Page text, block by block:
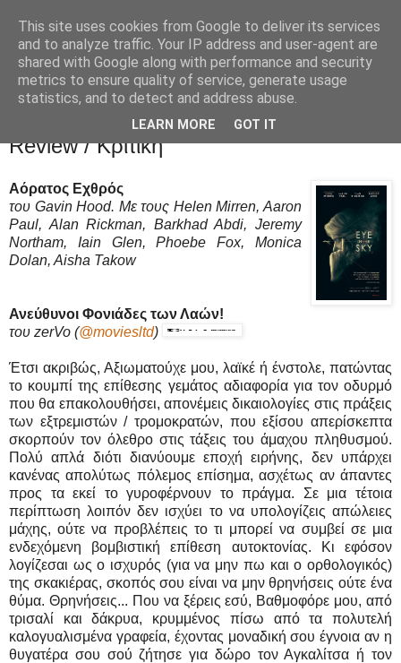
Movies Ltd
4/8/16
Αόρατος Εχθρός (Eye in the Sky) -
Review / Κριτική
Αόρατος Εχθρός
του Gavin Hood. Με τους Helen Mirren, Aaron
Paul, Alan Rickman, Barkhad Abdi, Jeremy
Northam, Iain Glen, Phoebe Fox, Monica
Dolan, Aisha Takow
Ανεύθυνοι Φονιάδες των Λαών!
του zerVo (@moviesltd)
Έτσι ακριβώς, Αξιωματούχε μου, λαϊκέ ή ένστολε, πατώντας
το κουμπί της επίθεσης γεμάτος αδιαφορία για τον οδυρμό
που θα επακολουθήσει, απονέμεις δικαιολογίες στις πράξεις
των εξτρεμιστών / τρομοκρατών, που εξίσου απερίσκεπτα
σκορπούν τον όλεθρο στις τάξεις του άμαχου πληθυσμού.
Πολύ απλά διότι διανύουμε εποχή ειρήνης, δεν υπάρχει
κανένας απολύτως πόλεμος επίσημα, ασχέτως αν άπαντες
προς τα εκεί το γυροφέρνουν το πράγμα. Σε μια τέτοια
περίπτωση λοιπόν δεν ισχύει το να υπολογίζεις απώλειες
μάχης, ούτε να προβλέπεις το τι μπορεί να συμβεί σε μια
ενδεχόμενη βομβιστική επίθεση αυτοκτονίας. Κι εφόσον
λογίζεσαι ως ο ισχυρός (για να μην πω και ο ορθολογικός)
της σκακιέρας, σκοπός σου είναι να μην θρηνήσεις ούτε ένα
θύμα. Θρηνήσεις... Που να ξέρεις εσύ, Βαθμοφόρε μου, από
τρισαλί και δάκρυα, κρυμμένος πίσω από τα πολυτελή
καλογυαλισμένα γραφεία, έχοντας μοναδική σου έγνοια αν η
θυγατέρα σου σού ζήτησε για δώρο τον Αγκαλίτσα ή τον
This site uses cookies from Google to deliver its services
and to analyze traffic. Your IP address and user-agent are
shared with Google along with performance and security
metrics to ensure quality of service, generate usage
statistics, and to detect and address abuse.
LEARN MORE GOT IT